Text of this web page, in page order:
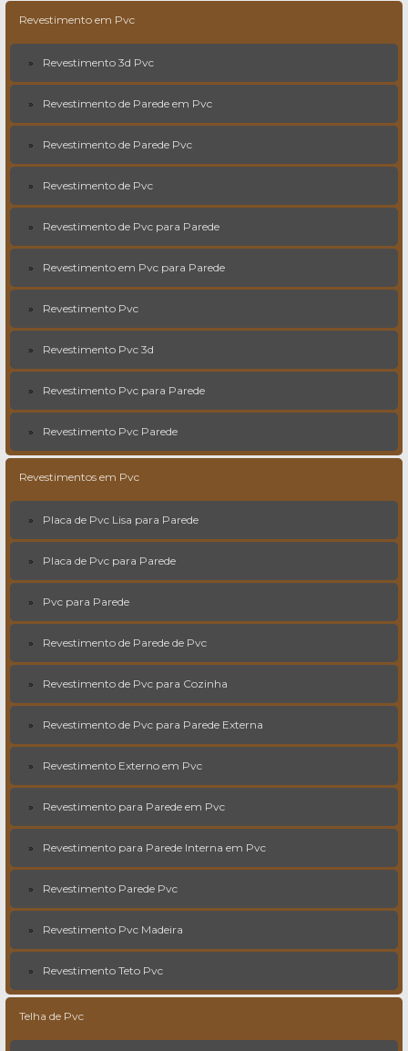
Revestimento em Pvc
Revestimento 3d Pvc
Revestimento de Parede em Pvc
Revestimento de Parede Pvc
Revestimento de Pvc
Revestimento de Pvc para Parede
Revestimento em Pvc para Parede
Revestimento Pvc
Revestimento Pvc 3d
Revestimento Pvc para Parede
Revestimento Pvc Parede
Revestimentos em Pvc
Placa de Pvc Lisa para Parede
Placa de Pvc para Parede
Pvc para Parede
Revestimento de Parede de Pvc
Revestimento de Pvc para Cozinha
Revestimento de Pvc para Parede Externa
Revestimento Externo em Pvc
Revestimento para Parede em Pvc
Revestimento para Parede Interna em Pvc
Revestimento Parede Pvc
Revestimento Pvc Madeira
Revestimento Teto Pvc
Telha de Pvc